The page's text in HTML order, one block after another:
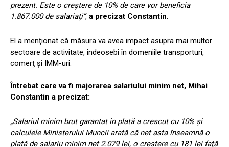
prezent. Este o creştere de 10% de care vor beneficia
1.867.000 de salariaţi”, a precizat Constantin.
El a menţionat că măsura va avea impact asupra mai multor
sectoare de activitate, îndeosebi în domeniile transporturi,
comerţ şi IMM-uri.
Întrebat care va fi majorarea salariului minim net, Mihai
Constantin a precizat:
„Salariul minim brut garantat în plată a crescut cu 10% şi
calculele Ministerului Muncii arată că net asta înseamnă o
plată de salariu minim net 2.079 lei, o creştere cu 181 lei faţă